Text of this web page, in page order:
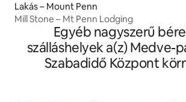
Lakás – Mount Penn
Mill Stone – Mt Penn Lodging
Egyéb nagyszerű
szálláshelyek a(z) Medve-
Szabadidő Központ